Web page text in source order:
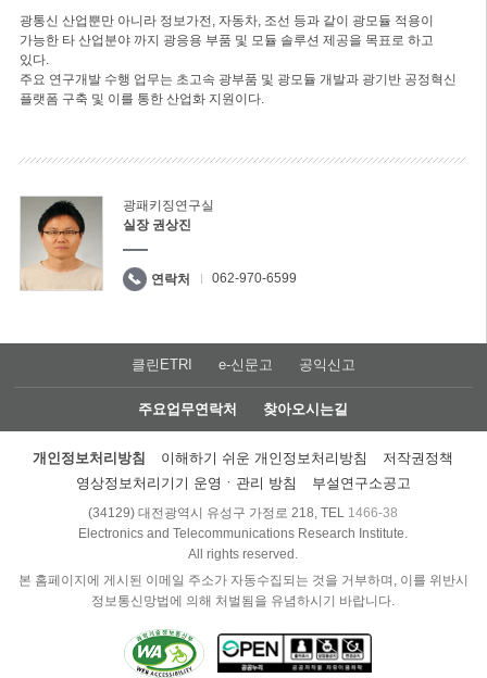
광통신 산업뿐만 아니라 정보가전, 자동차, 조선 등과 같이 광모듈 적용이
가능한 타 산업분야 까지 광응용 부품 및 모듈 솔루션 제공을 목표로 하고
있다.
주요 연구개발 수행 업무는 초고속 광부품 및 광모듈 개발과 광기반 공정혁신
플랫폼 구축 및 이를 통한 산업화 지원이다.
광패키징연구실
실장 권상진
연락처 062-970-6599
클린ETRI e-신문고 공익신고
주요업무연락처 찾아오시는길
개인정보처리방침 이해하기 쉬운 개인정보처리방침
저작권정책
영상정보처리기기 운영ㆍ관리 방침
부설연구소공고
(34129) 대전광역시 유성구 가정로 218, TEL 1466-38
Electronics and Telecommunications Research Institute.
All rights reserved.
본 홈페이지에 게시된 이메일 주소가 자동수집되는 것을 거부하며, 이를 위반시
정보통신망법에 의해 처벌됨을 유념하시기 바랍니다.